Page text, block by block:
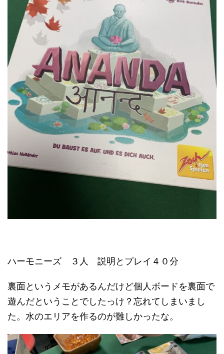
ハーモニーズ ３人 説明とプレイ４０分
裏面というメモがあるんだけど個人ボードを裏面で
遊んだということでしたっけ？忘れてしまいまし
た。水のエリアを作るのが難しかったな。